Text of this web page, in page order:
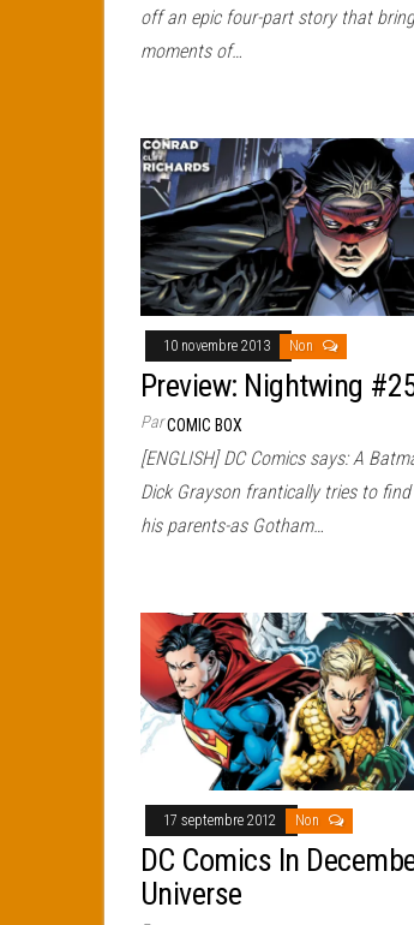
off an epic four-part story that
moments of…
10 novembre 2013 Non
Preview: Nightwing
ParCOMIC BOX
[ENGLISH] DC Comics says: A
Dick Grayson frantically tries to find
his parents-as Gotham…
17 septembre 2012 Non
DC Comics In
Universe